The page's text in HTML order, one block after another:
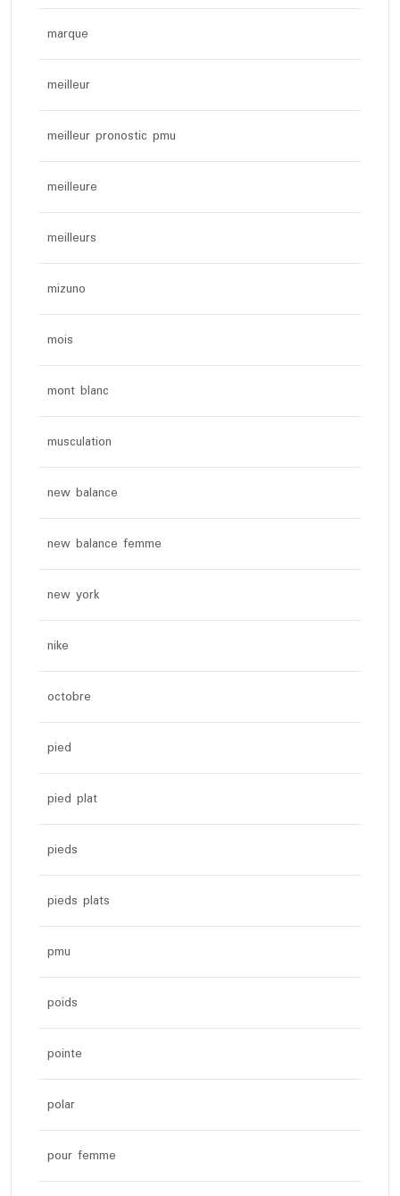
marque
meilleur
meilleur pronostic pmu
meilleure
meilleurs
mizuno
mois
mont blanc
musculation
new balance
new balance femme
new york
nike
octobre
pied
pied plat
pieds
pieds plats
pmu
poids
pointe
polar
pour femme